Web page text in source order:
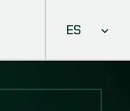
Select
ES